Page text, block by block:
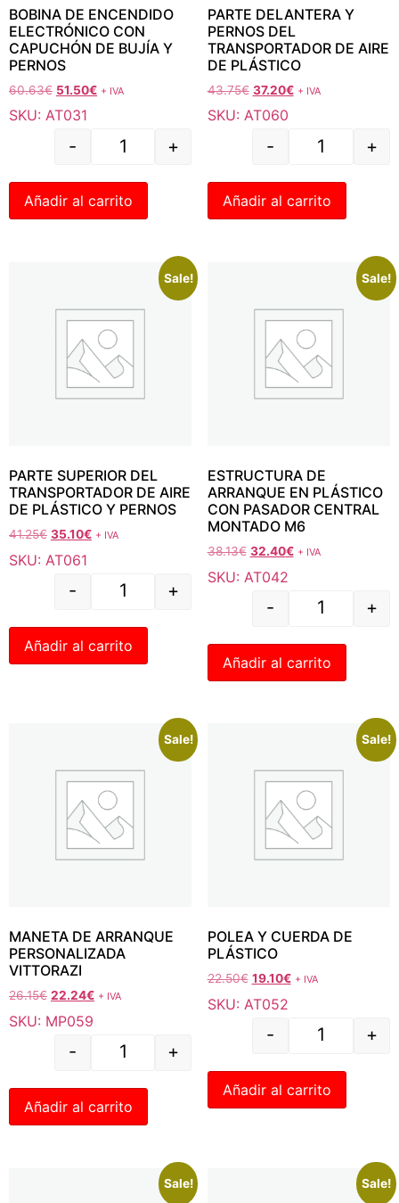
BOBINA DE ENCENDIDO
ELECTRÓNICO CON
CAPUCHÓN DE BUJÍA Y
PERNOS
60.63€ 51.50€ + IVA
SKU: AT031
- +
Añadir al carrito
PARTE DELANTERA Y
PERNOS DEL
TRANSPORTADOR DE AIRE
DE PLÁSTICO
43.75€ 37.20€ + IVA
SKU: AT060
- +
Añadir al carrito
Sale!
PARTE SUPERIOR DEL
TRANSPORTADOR DE AIRE
DE PLÁSTICO Y PERNOS
41.25€ 35.10€ + IVA
SKU: AT061
- +
Añadir al carrito
Sale!
ESTRUCTURA DE
ARRANQUE EN PLÁSTICO
CON PASADOR CENTRAL
MONTADO M6
38.13€ 32.40€ + IVA
SKU: AT042
- +
Añadir al carrito
Sale!
MANETA DE ARRANQUE
PERSONALIZADA
VITTORAZI
26.15€ 22.24€ + IVA
SKU: MP059
- +
Añadir al carrito
Sale!
POLEA Y CUERDA DE
PLÁSTICO
22.50€ 19.10€ + IVA
SKU: AT052
- +
Añadir al carrito
Sale! Sale!